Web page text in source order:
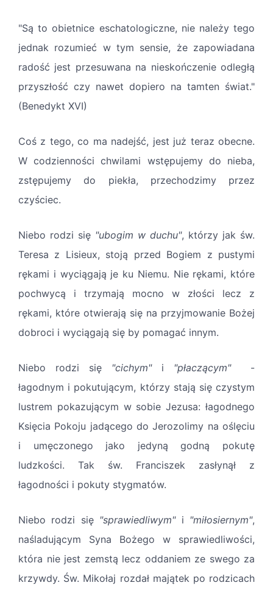
"Są to obietnice eschatologiczne, nie należy tego
jednak rozumieć w tym sensie, że zapowiadana
radość jest przesuwana na nieskończenie odległą
przyszłość czy nawet dopiero na tamten świat."
(Benedykt XVI)
Coś z tego, co ma nadejść, jest już teraz obecne.
W codzienności chwilami wstępujemy do nieba,
zstępujemy do piekła, przechodzimy przez
czyściec.
Niebo rodzi się "ubogim w duchu", którzy jak św.
Teresa z Lisieux, stoją przed Bogiem z pustymi
rękami i wyciągają je ku Niemu. Nie rękami, które
pochwycą i trzymają mocno w złości lecz z
rękami, które otwierają się na przyjmowanie Bożej
dobroci i wyciągają się by pomagać innym.
Niebo rodzi się "cichym" i "płaczącym"
-
łagodnym i pokutującym, którzy stają się czystym
lustrem pokazującym w sobie Jezusa: łagodnego
Księcia Pokoju jadącego do Jerozolimy na oślęciu
i umęczonego jako jedyną godną pokutę
ludzkości. Tak św. Franciszek zasłynął z
łagodności i pokuty stygmatów.
Niebo rodzi się "sprawiedliwym"i "miłosiernym",
naśladującym Syna Bożego w sprawiedliwości,
która nie jest zemstą lecz oddaniem ze swego za
krzywdy. Św. Mikołaj rozdał majątek po rodzicach